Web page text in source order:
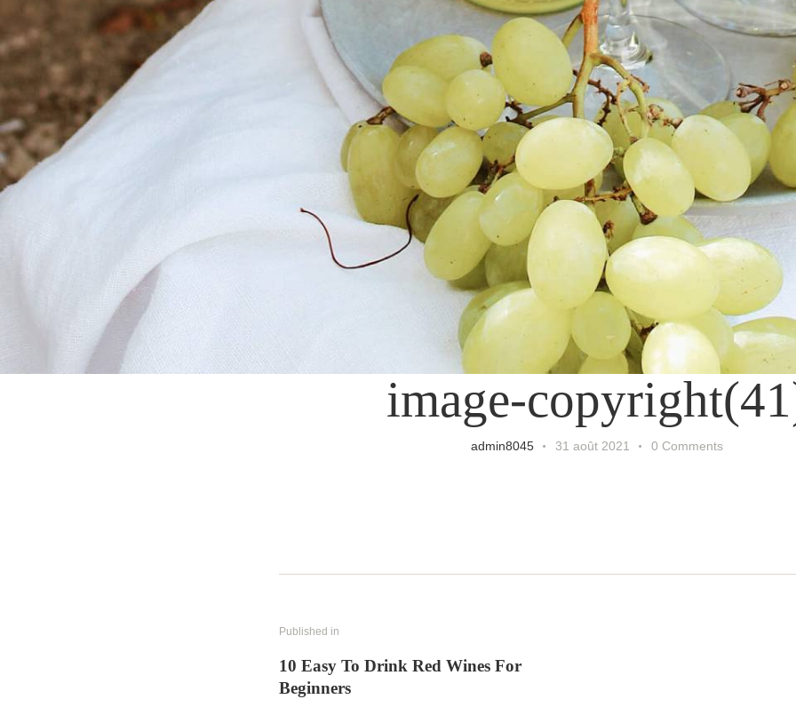
image-
admin8045 31 août 2021 0 Comments
Published in
10 Easy To Drink Red Wines For
Beginners